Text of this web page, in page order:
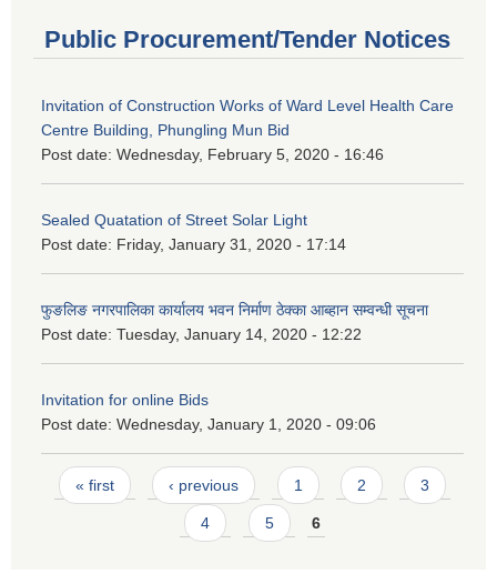
Public Procurement/Tender Notices
Invitation of Construction Works of Ward Level Health Care
Centre Building, Phungling Mun Bid
Post date: Wednesday, February 5, 2020 - 16:46
Sealed Quatation of Street Solar Light
Post date: Friday, January 31, 2020 - 17:14
फुङलिङ नगरपालिका कार्यालय भवन निर्माण ठेक्का आब्हान सम्वन्धी सूचना
Post date: Tuesday, January 14, 2020 - 12:22
Invitation for online Bids
Post date: Wednesday, January 1, 2020 - 09:06
Pages
« first ‹ previous 1 2 3
4 5 6